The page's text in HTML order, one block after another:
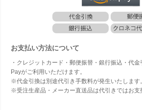
お支払い方法について
・クレジットカード・郵便振替・銀行振込・代
Payがご利用いただけます。
※代金引換は別途代引き手数料が発生いたします。
※受注生産品・メーカー直送品は代引きではお支